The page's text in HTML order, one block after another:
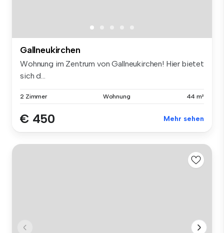
Gallneukirchen
Wohnung im Zentrum von Gallneukirchen! Hier bietet
sich d...
2 Zimmer Wohnung 44 m²
€ 450 Mehr sehen